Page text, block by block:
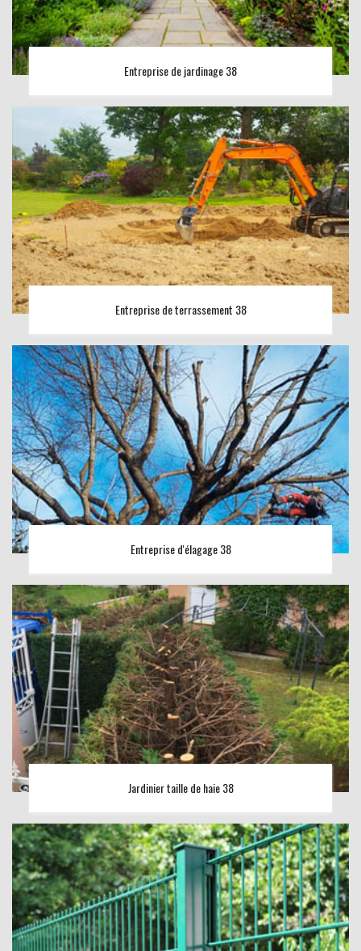
Entreprise de jardinage 38
Entreprise de terrassement 38
Entreprise d'élagage 38
Jardinier taille de haie 38